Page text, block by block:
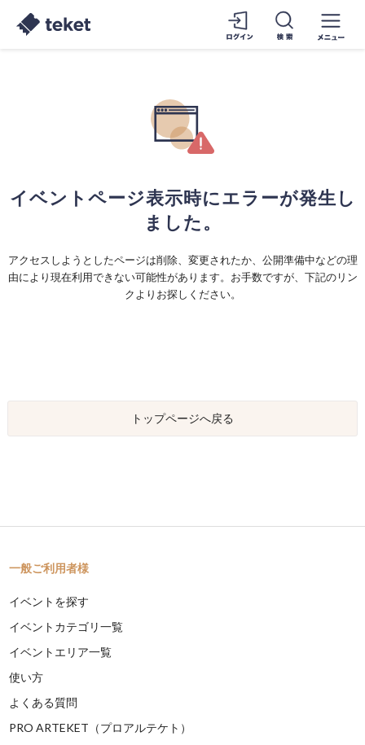
イベントページ表示時にエラーが発生し
ました。
アクセスしようとしたページは削除、変更されたか、公開準備中などの理
由により現在利用できない可能性があります。お手数ですが、下記のリン
クよりお探しください。
トップページへ戻る
一般ご利用者様
イベントを探す
イベントカテゴリ一覧
イベントエリア一覧
使い方
よくある質問
PRO ARTEKET（プロアルテケト）